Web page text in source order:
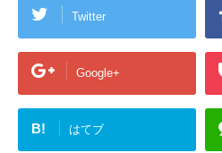
Twitter
Google+
B! はてブ